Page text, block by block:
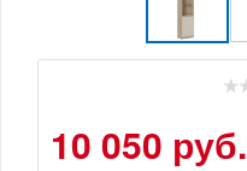
10 050 руб.